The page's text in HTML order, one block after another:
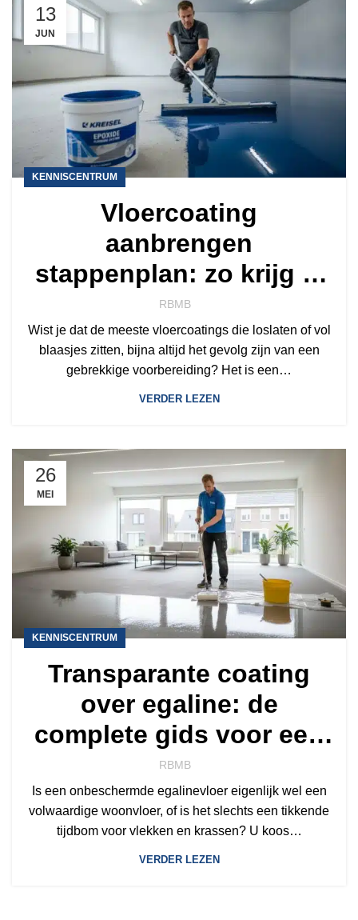
13
JUN
KENNISCENTRUM
Vloercoating
aanbrengen
stappenplan: zo krijg je
een professioneel
resultaat
RBMB
Wist je dat de meeste vloercoatings die loslaten of vol
blaasjes zitten, bijna altijd het gevolg zijn van een
gebrekkige voorbereiding? Het is een…
VERDER LEZEN
26
MEI
KENNISCENTRUM
Transparante coating
over egaline: de
complete gids voor een
industriële woonvloer
RBMB
Is een onbeschermde egalinevloer eigenlijk wel een
volwaardige woonvloer, of is het slechts een tikkende
tijdbom voor vlekken en krassen? U koos…
VERDER LEZEN